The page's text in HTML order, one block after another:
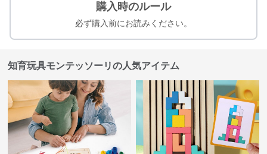
購入時のルール
必ず購入前にお読みください。
知育玩具モンテッソーリの人気アイテム